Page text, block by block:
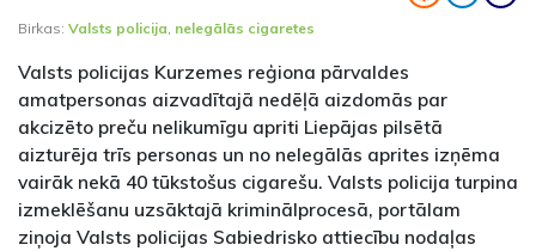
Birkas: Valsts policija nelegālās cigaretes
Valsts policijas Kurzemes reģiona pārvaldes
amatpersonas aizvadītajā nedēļā aizdomās par
akcizēto preču nelikumīgu apriti Liepājas pilsētā
aizturēja trīs personas un no nelegālās aprites izņēma
vairāk nekā 40 tūkstošus cigarešu. Valsts policija turpina
izmeklēšanu uzsāktajā kriminālprocesā, portālam
ziņoja Valsts policijas Sabiedrisko attiecību nodaļas